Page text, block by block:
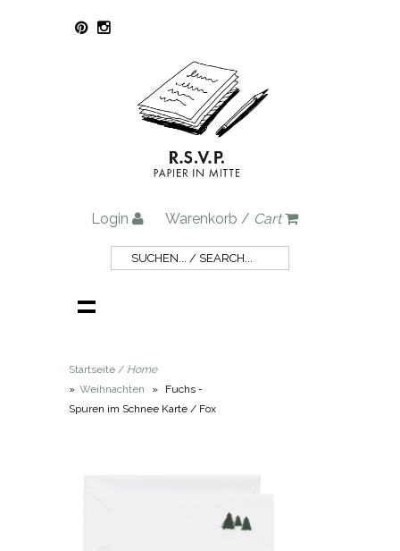
Login Warenkorb / Cart
Startseite / Home
» Weihnachten »
Fuchs -
Spuren im Schnee Karte / Fox